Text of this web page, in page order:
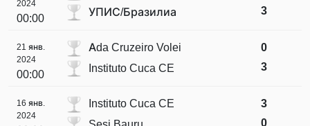
2024
00:00
УПИС/Бразилиа
3
21 янв.
2024
00:00
Ada Cruzeiro Volei
Instituto Cuca CE
0
3
16 янв.
2024
Instituto Cuca CE
3
0